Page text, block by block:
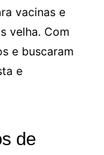
vacinas e
velha. Com
e buscaram
e
de